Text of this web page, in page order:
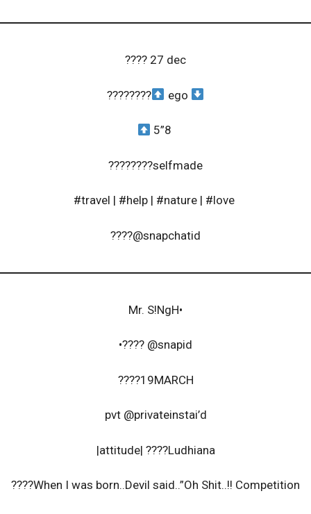
???? 27 dec
???????? ego
5”8
????????selfmade
#travel | #help | #nature | #love
????@snapchatid
Mr. S!NgH•
•???? @snapid
????19MARCH
pvt @privateinstai’d
|attitude| ????Ludhiana
????When I was born..Devil said..”Oh Shit..!! Competition